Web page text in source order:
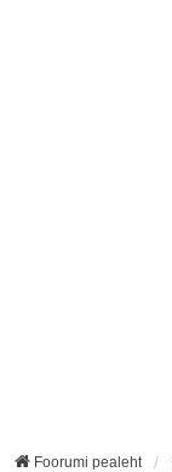
Foorumi pealeht